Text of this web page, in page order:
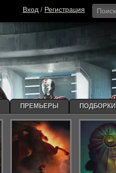
Вход / Регистрация
ПРЕМЬЕРЫ ПОДБОРКИ